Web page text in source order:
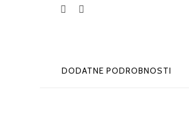
DODATNE PODROBNOSTI